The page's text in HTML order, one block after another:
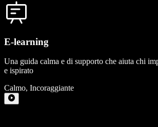
E-learning
Una guida calma e di supporto che aiuta chi
e ispirato
Calmo, Incoraggiante